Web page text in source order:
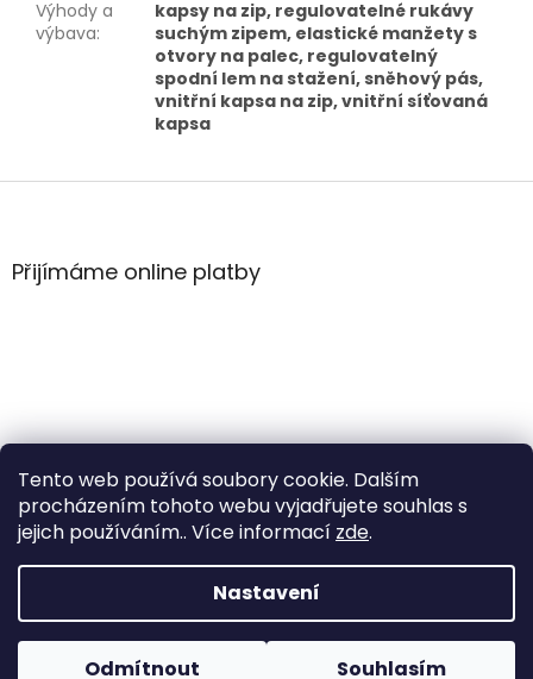
Tento web používá soubory cookie. Dalším
procházením tohoto webu vyjadřujete souhlas s
jejich používáním.. Více informací zde.
Nastavení
Odmítnout Souhlasím
Výhody a
výbava:
kapsy na zip, regulovatelné rukávy
suchým zipem, elastické manžety s
otvory na palec, regulovatelný
spodní lem na stažení, sněhový pás,
vnitřní kapsa na zip, vnitřní síťovaná
kapsa
Z
aPřijímáme online platby
Vytvořil Shoptet
Copyright 2026WintersportHK. Všechna práva